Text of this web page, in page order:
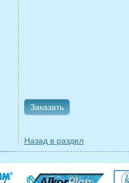
Заказать
Назад в раздел